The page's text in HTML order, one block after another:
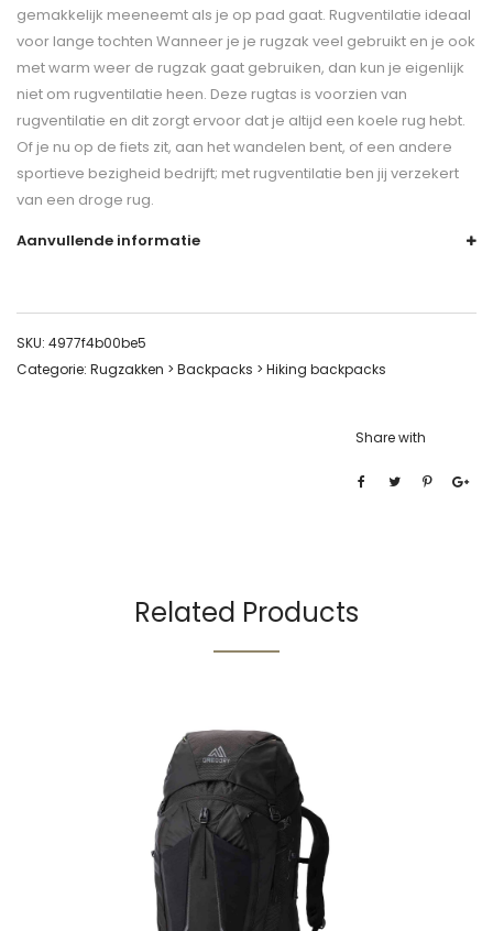
gemakkelijk meeneemt als je op pad gaat. Rugventilatie ideaal
voor lange tochten Wanneer je je rugzak veel gebruikt en je ook
met warm weer de rugzak gaat gebruiken, dan kun je eigenlijk
niet om rugventilatie heen. Deze rugtas is voorzien van
rugventilatie en dit zorgt ervoor dat je altijd een koele rug hebt.
Of je nu op de fiets zit, aan het wandelen bent, of een andere
sportieve bezigheid bedrijft; met rugventilatie ben jij verzekert
van een droge rug.
Aanvullende informatie
SKU: 4977f4b00be5
Categorie: Rugzakken > Backpacks > Hiking backpacks
Share with
Related Products